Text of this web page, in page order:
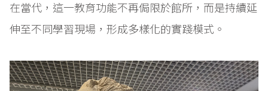
在當代，這一教育功能不再侷限於館所，而是持續延
伸至不同學習現場，形成多樣化的實踐模式。